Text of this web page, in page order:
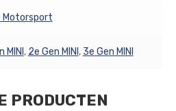
Motorsport
MINI , 2e Gen MINI , 3e Gen MINI
PRODUCTEN